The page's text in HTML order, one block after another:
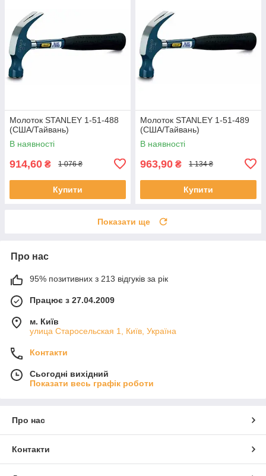
Молоток STANLEY 1-51-488
(США/Тайвань)
В наявності
914,60 ₴ 1 076 ₴
Купити
Молоток STANLEY 1-51-489
(США/Тайвань)
В наявності
963,90 ₴ 1 134 ₴
Купити
Показати ще
Про нас
95% позитивних з 213 відгуків за рік
Працює з 27.04.2009
м. Київ
улица Старосельская 1, Київ, Україна
Контакти
Сьогодні вихідний
Показати весь графік роботи
Про нас
Контакти